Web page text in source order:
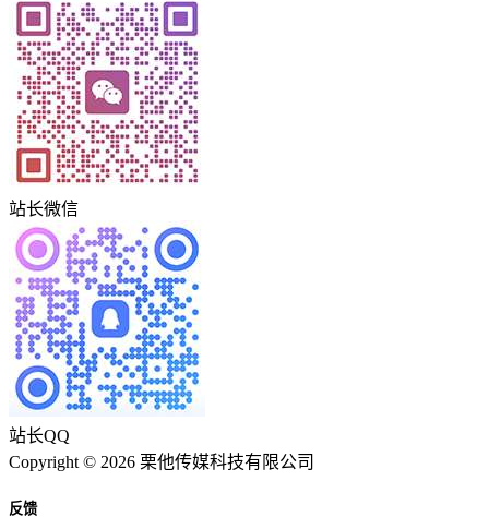
站长微信
站长QQ
Copyright © 2026 栗他传媒科技有限公司
反馈